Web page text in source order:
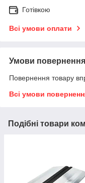
Готівкою
Всі умови оплати
Умови повернення
Повернення товару
Всі умови
Подібні товари